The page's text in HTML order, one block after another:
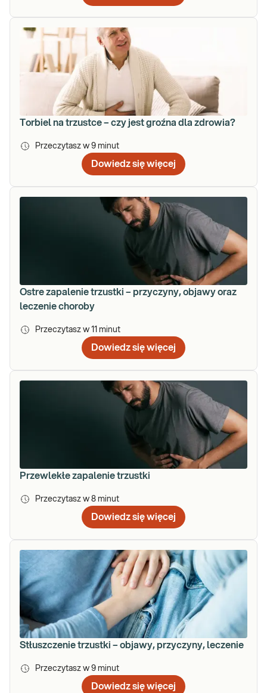
Torbiel na trzustce – czy jest groźna dla zdrowia?
Przeczytasz w 9 minut
Dowiedz się więcej
Ostre zapalenie trzustki – przyczyny, objawy oraz
leczenie choroby
Przeczytasz w 11 minut
Dowiedz się więcej
Przewlekłe zapalenie trzustki
Przeczytasz w 8 minut
Dowiedz się więcej
Stłuszczenie trzustki – objawy, przyczyny, leczenie
Przeczytasz w 9 minut
Dowiedz się więcej